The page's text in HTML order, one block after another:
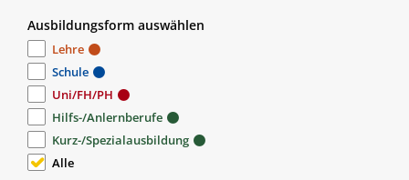
Ausbildungsform auswählen
Lehre
Schule
Uni/FH/PH
Hilfs-/Anlernberufe
Kurz-/Spezialausbildung
Alle